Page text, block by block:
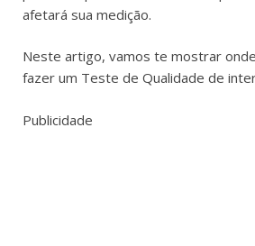
afetará sua medição.
Neste artigo, vamos te mostrar
fazer um Teste de Qualidade de
Publicidade